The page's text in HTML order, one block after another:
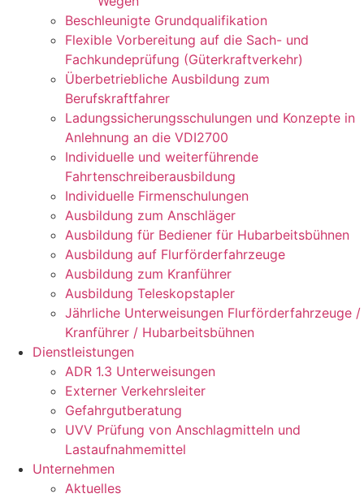
Beschleunigte Grundqualifikation
Flexible Vorbereitung auf die Sach- und
Fachkundeprüfung (Güterkraftverkehr)
Überbetriebliche Ausbildung zum
Berufskraftfahrer
Ladungssicherungsschulungen und Konzepte in
Anlehnung an die VDI2700
Individuelle und weiterführende
Fahrtenschreiberausbildung
Individuelle Firmenschulungen
Ausbildung zum Anschläger
Ausbildung für Bediener für Hubarbeitsbühnen
Ausbildung auf Flurförderfahrzeuge
Ausbildung zum Kranführer
Ausbildung Teleskopstapler
Jährliche Unterweisungen Flurförderfahrzeuge /
Kranführer / Hubarbeitsbühnen
Dienstleistungen
ADR 1.3 Unterweisungen
Externer Verkehrsleiter
Gefahrgutberatung
UVV Prüfung von Anschlagmitteln und
Lastaufnahmemittel
Unternehmen
Aktuelles